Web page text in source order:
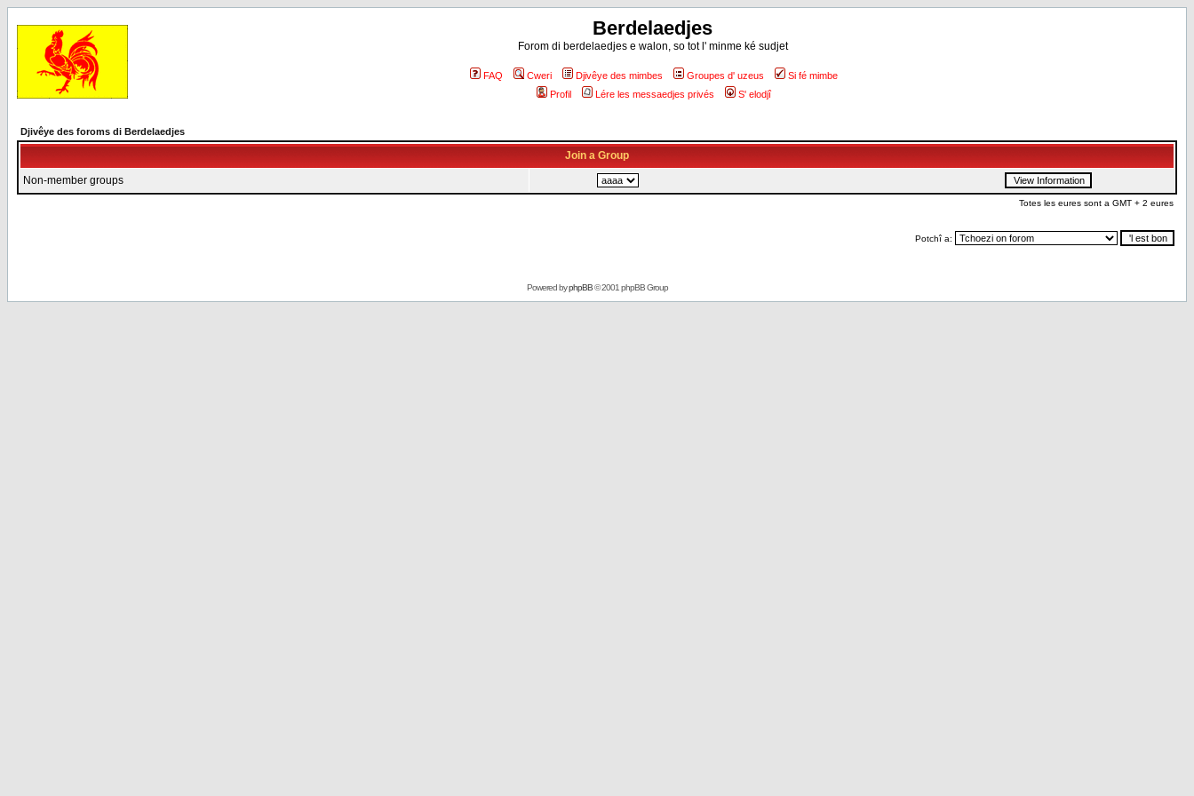
Berdelaedjes
Forom di berdelaedjes e walon, so tot l' minme ké sudjet
FAQ Cweri Djivêye des mimbes Groupes d' uzeus
Si fé mimbe
Profil
Lére les messaedjes privés S' elodjî
Djivêye des foroms di Berdelaedjes
Join a Group
Non-member groups
Totes les eures sont a GMT + 2 eures
Potchî a:
Powered byphpBB© 2001 phpBB Group